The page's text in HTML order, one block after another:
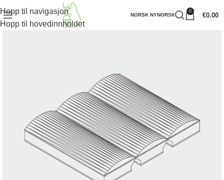
Hopp til navigasjon
Hopp til hovedinnholdet
NORSK NYNORSK
0
€0.00